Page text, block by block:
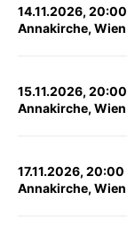
14.11.2026, 20:00
Annakirche, Wien
15.11.2026, 20:00
Annakirche, Wien
17.11.2026, 20:00
Annakirche, Wien